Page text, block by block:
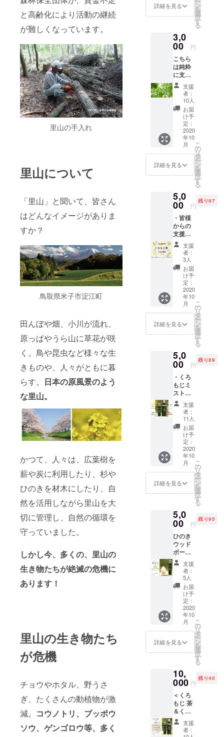
と高齢化により活動の継続
が難しくなっています。
里山の手入れ
里山について
「里山」と聞いて、皆さん
はどんなイメージがありま
すか？
鳥取県米子市淀江町
田んぼや畑、小川が流れ、
原っぱやうら山に草花が咲
く。鳥や昆虫など様々な生
きものや、人々がともに暮
らす。 日本の原風景のよう
な里山。
かつて、人々は、広葉樹を
薪や炭に利用したり、杉や
ひのきを材木にしたり、自
然を活用しながら里山を大
切に管理し、自然の循環を
守っていました。
しかし今、多くの、里山の
生き物たちが絶滅の危機に
あります！
里山の生き物たち
が危機
チョウやホタル、野うさ
ぎ、たくさんの動植物が激
減。 コウノトリ、ブッポウ
ソウ、ゲンゴロウ等、多く
です❤️
清々しい空
気を生み出
し、私たち
を含めてた
くさんの生
き物たちを
支えていま
そんな森に
いろんな形
でかかわれ
るって嬉し
い。
これまで
培ってきた
豊かなめぐ
みをつない
で、未来は
今から作っ
ていけると
思っていま
豊かな森づ
くりと未来
づくりの私
ジェクトに
是非ご支援
よろしくお
願いしま
す。
パック×
１袋
【特
100％鳥
取県産
のクロ
モジ使
用。 香
りが良
く、心
がホッ
トする
味わい
です。
くろも
じ 茶
は、健
やかさ
と若々
しさを
茶の製
造は、
（株）
めぐみ
さん
に、ご
協力頂
いてま
す。 ・
お礼の
メール
支援し
ていた
だいた
方へト
トリ
ネット
を送ら
せてい
ます。
詳細を見る ン
を
選
択
す
る
3,0
00 円
こちら
は純粋
に支援
のお願
いで
す。ご
支援頂
いた方
には感
謝を込
めて、
お礼の
メール
をさせ
て頂き
ます。
乗せ支
援も可
能です
のでお
力添え
頂ける
範囲で
のサ
ポー
ト、何
卒宜し
くお願
いいた
しま
す。
支援
者：
10人
お届
け予
定：
2020
年10
月
詳細を見る
こ
の
リ
タ
ー
ン
を
選
択
す
る
5,0
00 円
残り97
・皆様
からの
支援金
で作っ
た「く
ろもじ
茶」を
提供し
ます。
くろも
じ茶 煮
出し用
３g×５
パック×
１袋 蒸
らし用
パック×
１袋
リーフ
５g×１
袋 【特
徴】
100％鳥
取県産
のクロ
モジ使
用。 香
りが良
く、心
がホッ
トする
味わい
です。
やかさ
と若々
しさを
補いま
す。 く
ろもじ
茶の製
造は、
（株）
めぐみ
さん
に、ご
協力頂
いてま
す。 ・
お礼の
メール
方へト
トリ
からお
礼の
メール
を送ら
せてい
支援
者：
3人
お届
け予
定：
2020
年10
月
詳細を見る
こ
の
リ
タ
ー
ン
を
選
択
す
る
5,0
00 円
残り89
・くろ
もじミ
スト
（芳香
蒸留
水）
100ml×
１本、
30ml×
１本
【説
明】 お
部屋や
車内な
どの空
間やリ
どにス
プレー
して香
りを楽
しみま
す。 マ
スクの
消臭対
策にも
ご利用
できま
す。
【商品
の仕
様】 香
り：く
ろもじ
【特
徴】 大
山山麓
のくろ
もじ
100%の
芳香蒸
留水。
支援
者：
11人
お届
け予
定：
2020
年10
月
詳細を見る
こ
の
リ
タ
ー
ン
を
選
択
す
る
5,0
00 円
残り95
ひのき
ウッド
ボール
１個、
くろも
じミス
ト（芳
香蒸留
水）
30ml×1
のき
ウッド
ボー
ル】 し
ずく型
きウッ
ドボー
ルで、
顔や手
足のツ
ボ押し
や丸み
のある
支援
者：
5人
お届
け予
定：
2020
年10
月
詳細を見る
こ
の
リ
タ
ー
ン
を
選
択
す
る
10,
000 円
残り40
＜くろ
もじ 茶
＆くろ
もじ ミ
スト＞
●くろも
支援
者：